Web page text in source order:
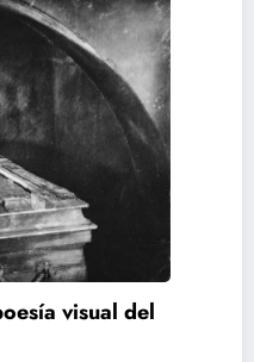
visual del